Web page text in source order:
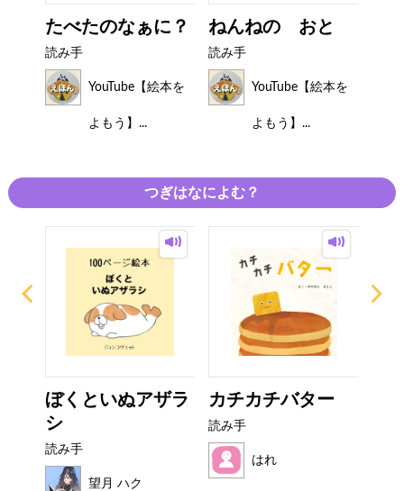
たべたのなぁに？
読み手
YouTube【絵本を
よもう】...
ねんねの おと
読み手
YouTube【絵本を
よもう】...
つぎはなによむ？
ぼくといぬアザラ
シ
読み手
望月 ハク
カチカチバター
読み手
はれ